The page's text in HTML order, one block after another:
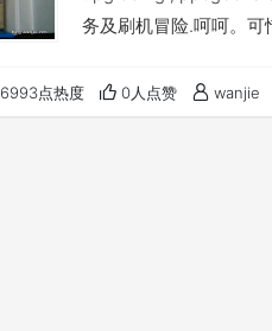
务及刷机冒险.呵呵。
6993点热度 0人点赞 wanjie